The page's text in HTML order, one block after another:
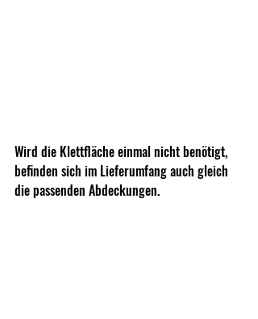
Wird die Klettfläche einmal nicht benötigt,
befinden sich im Lieferumfang auch gleich
die passenden Abdeckungen.